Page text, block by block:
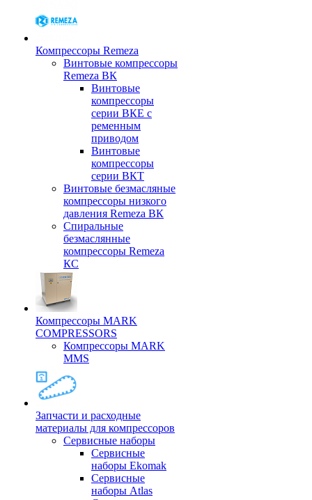
Компрессоры Remeza
Винтовые компрессоры
Remeza ВК
Винтовые
компрессоры
серии ВКЕ с
ременным
приводом
Винтовые
компрессоры
серии ВКТ
Винтовые безмасляные
компрессоры низкого
давления Remeza ВК
Спиральные
безмаслянные
компрессоры Remeza
КС
Компрессоры MARK
COMPRESSORS
Компрессоры MARK
MMS
Запчасти и расходные
материалы для компрессоров
Cервисные наборы
Сервисные
наборы Ekomak
Cервисные
наборы Atlas